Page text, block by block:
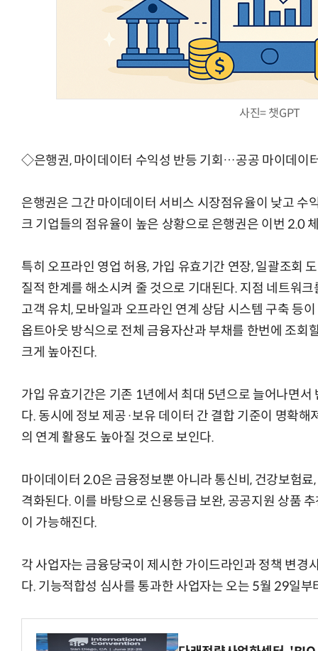
사진= 챗GPT
◇은행권, 마이데이터 수익성 반등 기회…공공 마이데이
은행권은 그간 마이데이터 서비스 시장점유율이 낮고 수
크 기업들의 점유율이 높은 상황으로 은행권은 이번 2.0
특히 오프라인 영업 허용, 가입 유효기간 연장, 일괄조회
질적 한계를 해소시켜 줄 것으로 기대된다. 지점 네트워
고객 유치, 모바일과 오프라인 연계 상담 시스템 구축 등
옵트아웃 방식으로 전체 금융자산과 부채를 한번에 조회
크게 높아진다.
가입 유효기간은 기존 1년에서 최대 5년으로 늘어나면
다. 동시에 정보 제공·보유 데이터 간 결합 기준이 명확해
의 연계 활용도 높아질 것으로 보인다.
마이데이터 2.0은 금융정보뿐 아니라 통신비, 건강보험
격화된다. 이를 바탕으로 신용등급 보완, 공공지원 상품
이 가능해진다.
각 사업자는 금융당국이 제시한 가이드라인과 정책 변경
다. 기능적합성 심사를 통과한 사업자는 오는 5월 29일